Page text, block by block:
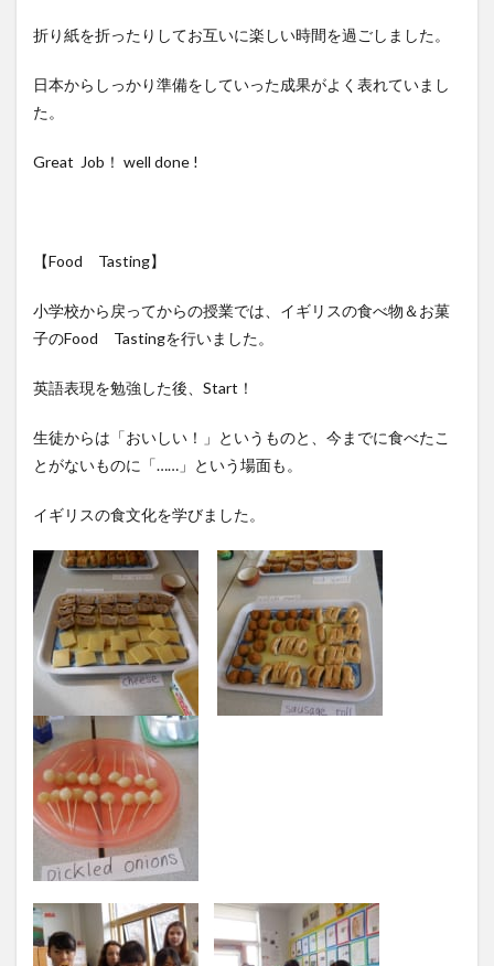
折り紙を折ったりしてお互いに楽しい時間を過ごしました。
日本からしっかり準備をしていった成果がよく表れていまし
た。
Great Job！ well done !
【Food Tasting】
小学校から戻ってからの授業では、イギリスの食べ物＆お菓
子のFood Tastingを行いました。
英語表現を勉強した後、Start！
生徒からは「おいしい！」というものと、今までに食べたこ
とがないものに「……」という場面も。
イギリスの食文化を学びました。